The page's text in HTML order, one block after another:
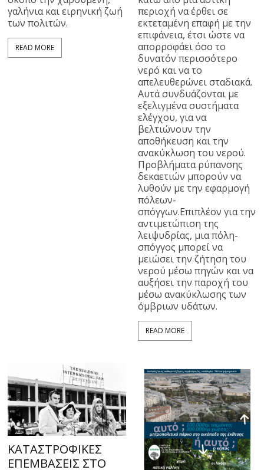
γαλήνια και ειρηνική ζωή
των πολιτών.
READ MORE
περιοχή να έρθει σε
εκτεταμένη επαφή με την
επιφάνεια, έτσι ώστε να
απορροφάει όσο το
δυνατόν περισσότερο
νερό και να το
απελευθερώνει σταδιακά.
Αυτά συνδυάζονται με
εξελιγμένα συστήματα
ελέγχου, για να
βελτιώνουν την
αποθήκευση και την
ανακύκλωση του νερού.
Προβλήματα ρύπανσης
δεκαετιών μπορούν να
λυθούν με την εφαρμογή
πόλεων-
σπόγγων.Επιπλέον για την
αντιμετώπιση της
λειψυδρίας, μια πόλη-
σπόγγος μπορεί να
μειώσει την ζήτηση του
νερού μέσω πηγών και να
αυξήσει την παροχή του
μέσω ανακύκλωσης των
όμβριων υδάτων.
READ MORE
ΚΑΤΑΣΤΡΟΦΙΚΕΣ
ΕΠΕΜΒΑΣΕΙΣ ΣΤΟ